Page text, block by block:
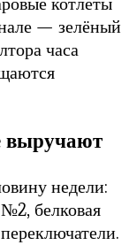
— зелёный
часа
выручают
недели:
белковая